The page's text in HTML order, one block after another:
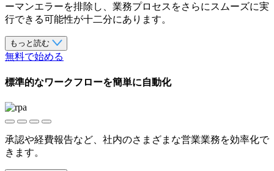
ーマンエラーを排除し、業務プロセスをさらにスムーズに実
行できる可能性が十二分にあります。
もっと読む
無料で始める
標準的なワークフローを簡単に自動化
承認や経費報告など、社内のさまざまな営業業務を効率化で
きます。